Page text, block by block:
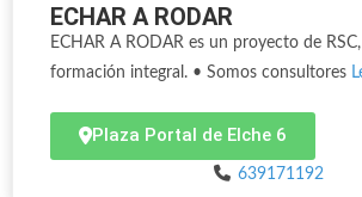
ECHAR A RODAR
ECHAR A RODAR es un proyecto de
formación integral. • Somos consultores
Plaza Portal de Elche 6
639171192